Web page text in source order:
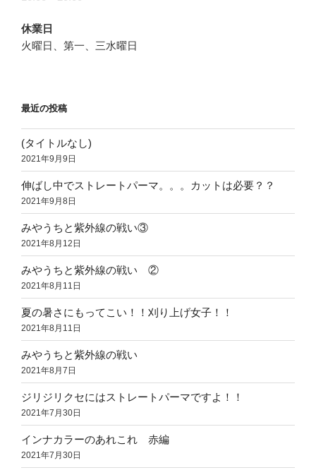
休業日
火曜日、第一、三水曜日
最近の投稿
(タイトルなし)
2021年9月9日
伸ばし中でストレートパーマ。。。カットは必要？？
2021年9月8日
みやうちと紫外線の戦い③
2021年8月12日
みやうちと紫外線の戦い ②
2021年8月11日
夏の暑さにもってこい！！刈り上げ女子！！
2021年8月11日
みやうちと紫外線の戦い
2021年8月7日
ジリジリクセにはストレートパーマですよ！！
2021年7月30日
インナカラーのあれこれ 赤編
2021年7月30日